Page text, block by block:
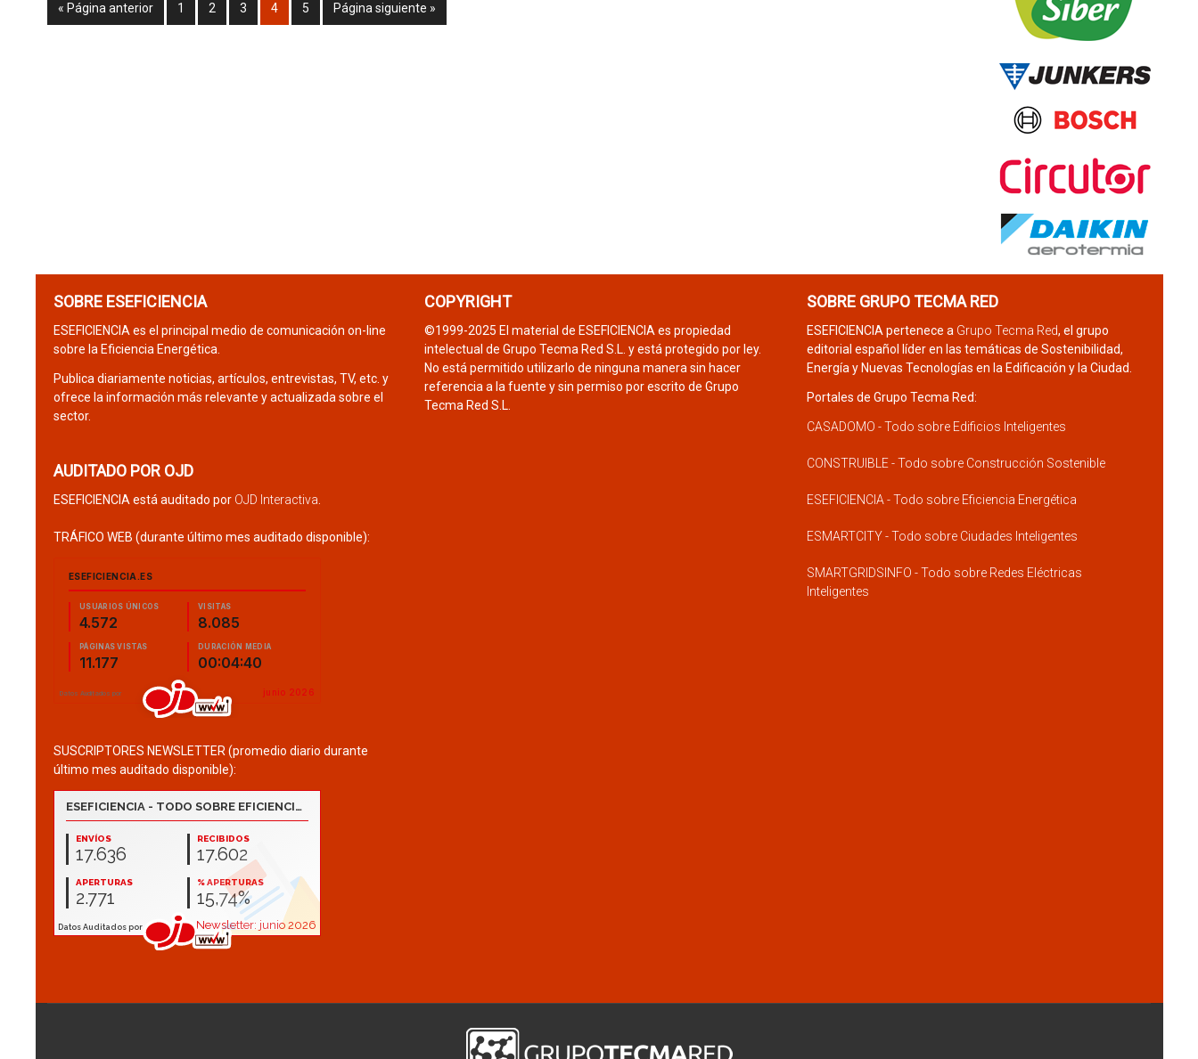
« Página anterior 1 2 3 4 5 Página siguiente »
SOBRE ESEFICIENCIA
ESEFICIENCIA es el principal medio de comunicación on-line
sobre la Eficiencia Energética.
Publica diariamente noticias, artículos, entrevistas, TV, etc. y
ofrece la información más relevante y actualizada sobre el
sector.
AUDITADO POR OJD
ESEFICIENCIA está auditado por OJD Interactiva
TRÁFICO WEB (durante último mes auditado disponible):
SUSCRIPTORES NEWSLETTER (promedio diario durante
último mes auditado disponible):
COPYRIGHT
©1999-2025 El material de ESEFICIENCIA es propiedad
intelectual de Grupo Tecma Red S.L. y está protegido por ley.
No está permitido utilizarlo de ninguna manera sin hacer
referencia a la fuente y sin permiso por escrito de Grupo
Tecma Red S.L.
SOBRE GRUPO TECMA RED
ESEFICIENCIA pertenece a Grupo Tecma Red, el grupo
editorial español líder en las temáticas de Sostenibilidad,
Energía y Nuevas Tecnologías en la Edificación y la Ciudad.
Portales de Grupo Tecma Red:
CASADOMO - Todo sobre Edificios Inteligentes
CONSTRUIBLE - Todo sobre Construcción Sostenible
ESEFICIENCIA - Todo sobre Eficiencia Energética
ESMARTCITY - Todo sobre Ciudades Inteligentes
SMARTGRIDSINFO - Todo sobre Redes Eléctricas
Inteligentes